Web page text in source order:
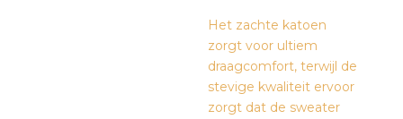
Het zachte katoen
zorgt voor ultiem
draagcomfort, terwijl de
stevige kwaliteit ervoor
zorgt dat de sweater